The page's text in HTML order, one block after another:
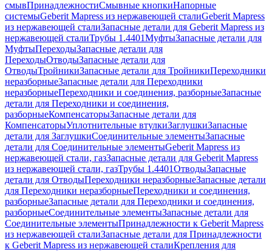
смывПринадлежностиСмывные кнопкиНапорные
системыGeberit Mapress из нержавеющей сталиGeberit Mapress
из нержавеющей сталиЗапасные детали для Geberit Mapress из
нержавеющей сталиТрубы 1.4401МуфтыЗапасные детали для
МуфтыПереходыЗапасные детали для
ПереходыОтводыЗапасные детали для
ОтводыТройникиЗапасные детали для ТройникиПереходники
неразборныеЗапасные детали для Переходники
неразборныеПереходники и соединения, разборныеЗапасные
детали для Переходники и соединения,
разборныеКомпенсаторыЗапасные детали для
КомпенсаторыУплотнительные втулкиЗаглушкиЗапасные
детали для ЗаглушкиСоединительные элементыЗапасные
детали для Соединительные элементыGeberit Mapress из
нержавеющей стали, газЗапасные детали для Geberit Mapress
из нержавеющей стали, газТрубы 1.4401ОтводыЗапасные
детали для ОтводыПереходники неразборныеЗапасные детали
для Переходники неразборныеПереходники и соединения,
разборныеЗапасные детали для Переходники и соединения,
разборныеСоединительные элементыЗапасные детали для
Соединительные элементыПринадлежности к Geberit Mapress
из нержавеющей сталиЗапасные детали для Принадлежности
к Geberit Mapress из нержавеющей сталиКрепления для